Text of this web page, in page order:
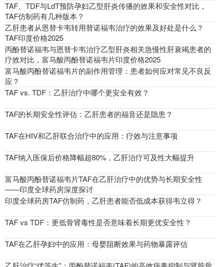
TAF、TDF与LdT预防孕妇乙型肝炎传播的效果和安全性对比，
TAF仿制药有几种版本？
乙肝患者从恩替卡韦转用替诺福韦治疗的效果及好处是什么？
TAF印度价格2025
丙酚替诺福韦与恩替卡韦治疗乙型肝炎相关急慢性肝衰竭患者的
疗效对比，富马酸丙酚替诺福韦片印度价格2025
富马酸丙酚替诺福韦片的副作用管理：患者如何应对常见不良反
应？
TAF vs. TDF：乙肝治疗中哪个更安全有效？
TAF的长期安全性评估：乙肝患者的福音还是隐患？
TAF在HIV和乙肝联合治疗中的应用：疗效与注意事项
TAF纳入医保后价格降幅超80%，乙肝治疗可及性大幅提升
富马酸丙酚替诺福韦片TAF在乙肝治疗中的优势与长期安全性
——印度全球药房深度探讨
印度全球药房TAF仿制药，乙肝患者能否低成本获得韦立得？
TAF vs TDF：更低骨肾毒性是否意味着长期更优安全性？
TAF在乙肝孕妇中的应用：母婴阻断效果与药物暴露评估